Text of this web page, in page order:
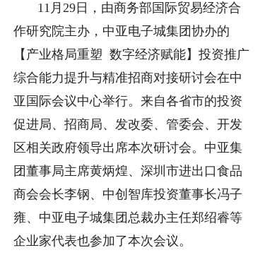
11月29日，由商务部国际贸易经济合
作研究院主办，中亚电子城集团协办的
【产业格局重塑 数字经济赋能】投资推广
综合能力提升与精准招商对接研讨会在中
亚国际会议中心举行。来自各省市的投资
促进局、招商局、发改委、管委会、开发
区相关政府领导出席本次研讨会。中亚集
团董事局主席黄炳煌、深圳市进出口食品
商会会长李钢、中创智库投资董事长冯子
雍、中亚电子城集团总裁办主任郑绍睿等
企业家代表也参加了本次会议。